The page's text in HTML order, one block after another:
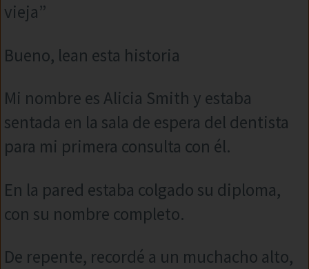
vieja”
Bueno, lean esta historia
Mi nombre es Alicia Smith y estaba
sentada en la sala de espera del dentista
para mi primera consulta con él.
En la pared estaba colgado su diploma,
con su nombre completo.
De repente, recordé a un muchacho alto,